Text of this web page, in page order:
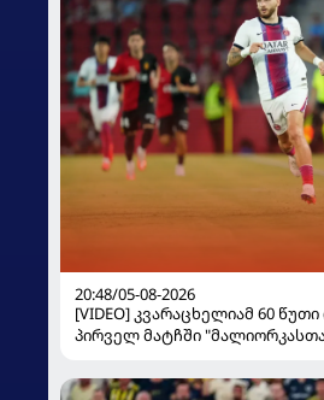
20:48/05-08-2026
[VIDEO] კვარაცხელიამ 60
პირველ მატჩში